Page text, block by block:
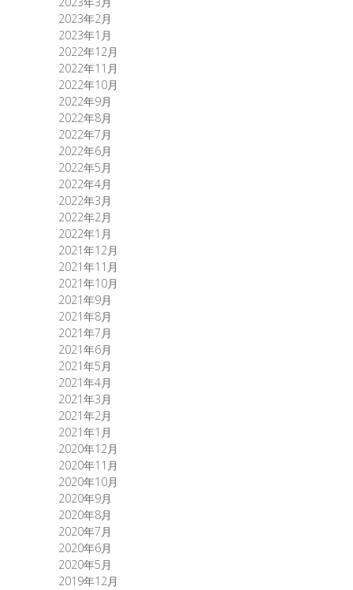
2023年2月
2023年1月
2022年12月
2022年11月
2022年10月
2022年9月
2022年8月
2022年7月
2022年6月
2022年5月
2022年4月
2022年3月
2022年2月
2022年1月
2021年12月
2021年11月
2021年10月
2021年9月
2021年8月
2021年7月
2021年6月
2021年5月
2021年4月
2021年3月
2021年2月
2021年1月
2020年12月
2020年11月
2020年10月
2020年9月
2020年8月
2020年7月
2020年6月
2020年5月
2019年12月